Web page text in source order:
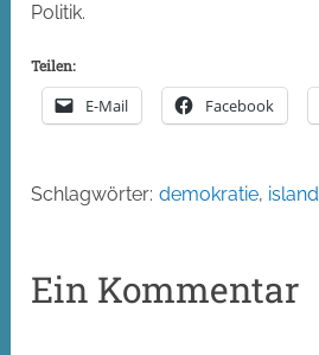
Politik.
Teilen:
E-Mail Facebook
Schlagwörter: demokratie, island
Ein Kommentar